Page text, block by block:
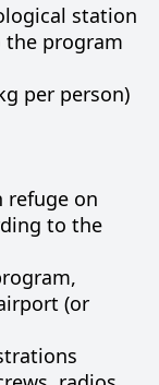
station
the program
per person)
refuge on
to the
(or